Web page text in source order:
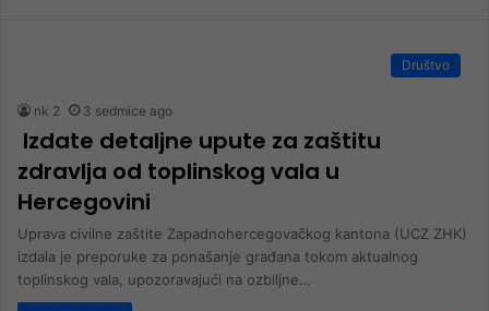
Društvo
nk 2 3 sedmice ago
Izdate detaljne upute za zaštitu
zdravlja od toplinskog vala u
Hercegovini
Uprava civilne zaštite Zapadnohercegovačkog kantona (UCZ ZHK)
izdala je preporuke za ponašanje građana tokom aktualnog
toplinskog vala, upozoravajući na ozbiljne…